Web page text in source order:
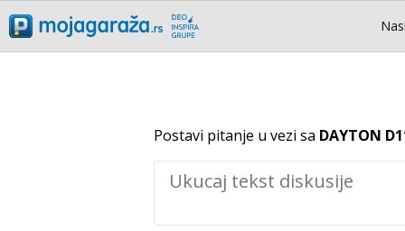
Postavi pitanje u vezi sa DAYTON